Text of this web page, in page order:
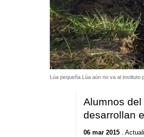
Lúa pequeña Lúa aún no va al instituto
Alumnos
desarrollan
06 mar 2015.